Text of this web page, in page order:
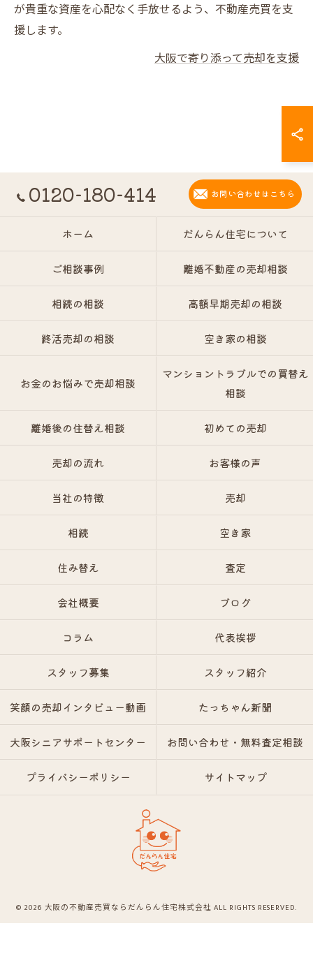
が貴重な資産を心配なく手放せるよう、不動産売買を支
援します。
大阪で寄り添って売却を支援
0120-180-414 お問い合わせはこちら
ホーム だんらん住宅について
ご相談事例 離婚不動産の売却相談
相続の相談 高額早期売却の相談
終活売却の相談 空き家の相談
お金のお悩みで売却相談
マンショントラブルでの買替え
相談
離婚後の住替え相談 初めての売却
売却の流れ お客様の声
当社の特徴 売却
相続 空き家
住み替え 査定
会社概要 ブログ
コラム 代表挨拶
スタッフ募集 スタッフ紹介
笑顔の売却インタビュー動画 たっちゃん新聞
大阪シニアサポートセンター お問い合わせ・無料査定相談
プライバシーポリシー サイトマップ
© 2026 大阪の不動産売買ならだんらん住宅株式会社 ALL RIGHTS RESERVED.